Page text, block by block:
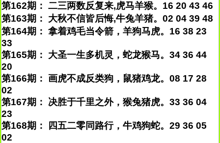
第162期： 二三两数反复来,虎马羊猴。16 20 43 46
第163期： 大秋不信皆后悔,牛兔羊猪。02 04 39 48
第164期： 拿着鸡毛当令箭，羊狗马虎。16 38 23
33
第165期： 大圣一生多机灵，蛇龙猴马。34 36 44
20
第166期： 画虎不成反类狗，鼠猪鸡龙。08 17 28
02
第167期： 决胜于千里之外，猴兔猪虎。33 36 04
23
第168期： 四五二零同路行，牛鸡狗蛇。29 36 05
02